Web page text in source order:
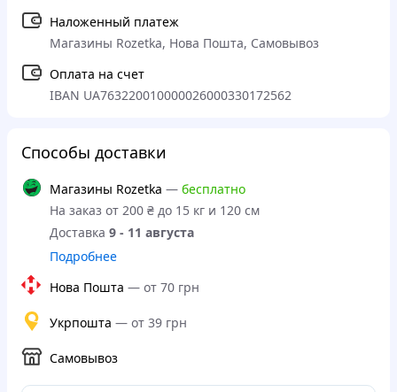
Наложенный платеж
Магазины Rozetka, Нова Пошта, Самовывоз
Оплата на счет
IBAN UA763220010000026000330172562
Способы доставки
Магазины Rozetka — бесплатно
На заказ от 200 ₴ до 15 кг и 120 см
Доставка 9 - 11 августа
Подробнее
Нова Пошта — от 70 грн
Укрпошта — от 39 грн
Самовывоз